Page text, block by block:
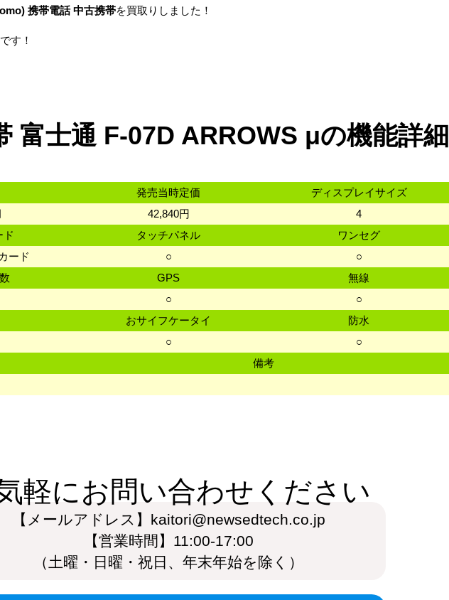
携帯電話中古携帯を買取りしました！
す！
富士通 F-07D ARROWS μの機能詳細
発売当時定価
ディスプレイサイズ
42,840円
4
ド
タッチパネル
ワンセグ
ード
○
○
GPS
無線
○
○
おサイフケータイ
防水
○
○
備考
軽にお問い合わせください
【メールアドレス】kaitori@newsedtech.co.jp
【営業時間】11:00-17:00
（土曜・日曜・祝日、年末年始を除く）